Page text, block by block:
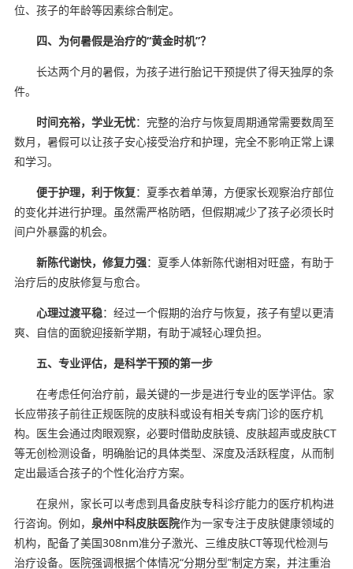
位、孩子的年龄等因素综合制定。
四、为何暑假是治疗的“黄金时机”？
长达两个月的暑假，为孩子进行胎记干预提供了得天独厚的条
件。
时间充裕，学业无忧：完整的治疗与恢复周期通常需要数周至
数月，暑假可以让孩子安心接受治疗和护理，完全不影响正常上课
和学习。
便于护理，利于恢复：夏季衣着单薄，方便家长观察治疗部位
的变化并进行护理。虽然需严格防晒，但假期减少了孩子必须长时
间户外暴露的机会。
新陈代谢快，修复力强：夏季人体新陈代谢相对旺盛，有助于
治疗后的皮肤修复与愈合。
心理过渡平稳：经过一个假期的治疗与恢复，孩子有望以更清
爽、自信的面貌迎接新学期，有助于减轻心理负担。
五、专业评估，是科学干预的第一步
在考虑任何治疗前，最关键的一步是进行专业的医学评估。家
长应带孩子前往正规医院的皮肤科或设有相关专病门诊的医疗机
构。医生会通过肉眼观察，必要时借助皮肤镜、皮肤超声或皮肤CT
等无创检测设备，明确胎记的具体类型、深度及活跃程度，从而制
定出最适合孩子的个性化治疗方案。
在泉州，家长可以考虑到具备皮肤专科诊疗能力的医疗机构进
行咨询。例如， 泉州中科皮肤医院作为一家专注于皮肤健康领域的
机构，配备了美国308nm准分子激光、三维皮肤CT等现代检测与
治疗设备。医院强调根据个体情况“分期分型”制定方案，并注重治